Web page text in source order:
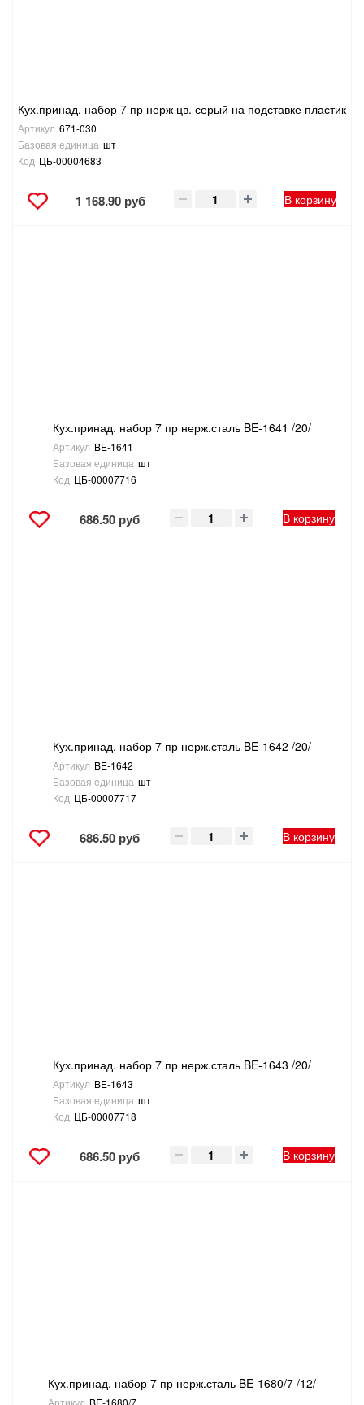
Кух.принад. набор 7 пр нерж цв. серый на подставке пластик
Артикул 671-030
Базовая единица шт
Код ЦБ-00004683
1 168.90 руб В корзину
Кух.принад. набор 7 пр нерж.сталь BE-1641 /20/
Артикул BE-1641
Базовая единица шт
Код ЦБ-00007716
686.50 руб В корзину
Кух.принад. набор 7 пр нерж.сталь BE-1642 /20/
Артикул BE-1642
Базовая единица шт
Код ЦБ-00007717
686.50 руб В корзину
Кух.принад. набор 7 пр нерж.сталь BE-1643 /20/
Артикул BE-1643
Базовая единица шт
Код ЦБ-00007718
686.50 руб В корзину
Кух.принад. набор 7 пр нерж.сталь BE-1680/7 /12/